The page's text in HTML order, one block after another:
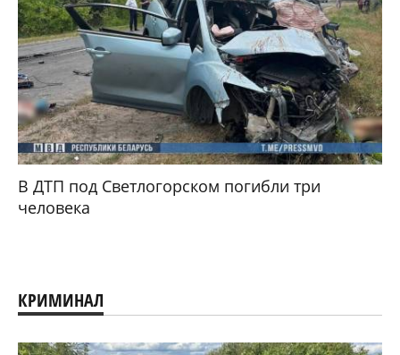
В ДТП под Светлогорском погибли три
человека
КРИМИНАЛ